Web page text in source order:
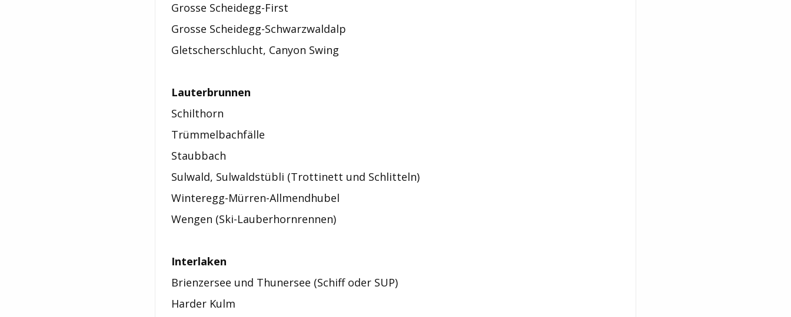
Grosse Scheidegg-First
Grosse Scheidegg-Schwarzwaldalp
Gletscherschlucht, Canyon Swing
Lauterbrunnen
Schilthorn
Trümmelbachfälle
Staubbach
Sulwald, Sulwaldstübli (Trottinett und Schlitteln)
Winteregg-Mürren-Allmendhubel
Wengen (Ski-Lauberhornrennen)
Interlaken
Brienzersee und Thunersee (Schiff oder SUP)
Harder Kulm